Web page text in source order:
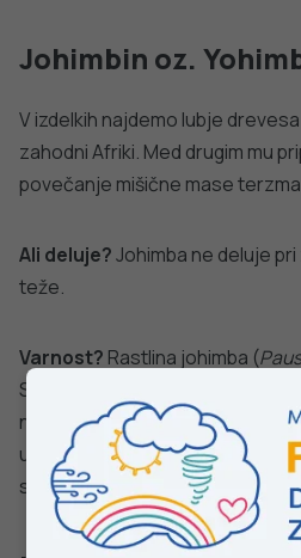
javno
Tedensko spremljanje
PODROBNO
Stopite v stik z nami
Ne najdete odgovora na vaše
vprašanje!
POŠLJI VPRAŠANJE